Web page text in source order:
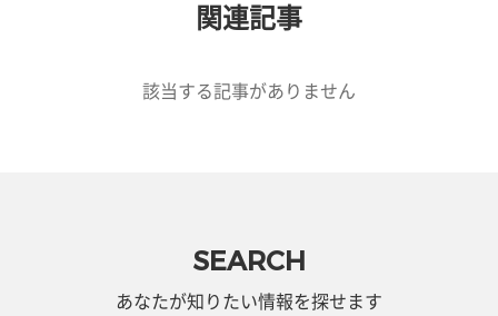
関連記事
該当する記事がありません
SEARCH
あなたが知りたい情報を探せます